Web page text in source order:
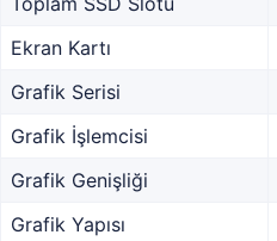
Ekran Kartı
Grafik Serisi
Grafik İşlemcisi
Grafik Genişliği
Grafik Yapısı